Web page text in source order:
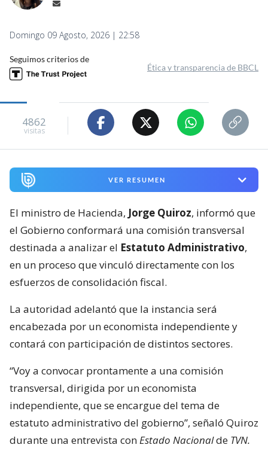
Domingo 09 Agosto, 2026 | 22:58
Seguimos criterios de
Ética y transparencia de BBCL
4862
visitas
VER RESUMEN
El ministro de Hacienda, Jorge Quiroz, informó que
el Gobierno conformará una comisión transversal
destinada a analizar el Estatuto Administrativo,
en un proceso que vinculó directamente con los
esfuerzos de consolidación fiscal.
La autoridad adelantó que la instancia será
encabezada por un economista independiente y
contará con participación de distintos sectores.
“Voy a convocar prontamente a una comisión
transversal, dirigida por un economista
independiente, que se encargue del tema de
estatuto administrativo del gobierno”, señaló Quiroz
durante una entrevista conEstado Nacionalde TVN.